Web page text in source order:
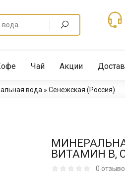
Чай Акции
вода » Сенежская (Россия)
ВИТАМИН B,
0